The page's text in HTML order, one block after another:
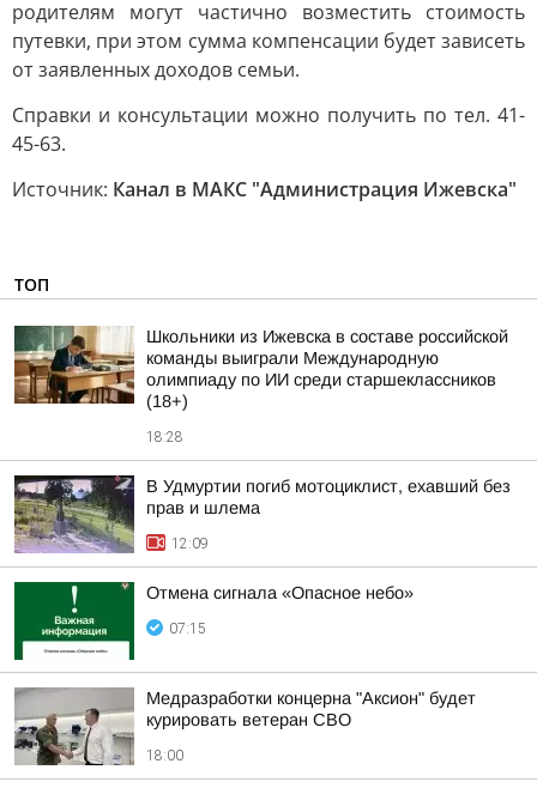
родителям могут частично возместить стоимость
путевки, при этом сумма компенсации будет зависеть
от заявленных доходов семьи.
Справки и консультации можно получить по тел. 41-
45-63.
Источник: Канал в МАКС "Администрация Ижевска"
ТОП
Школьники из Ижевска в составе российской
команды выиграли Международную
олимпиаду по ИИ среди старшеклассников
(18+)
18:28
В Удмуртии погиб мотоциклист, ехавший без
прав и шлема
12:09
Отмена сигнала «Опасное небо»
07:15
Медразработки концерна "Аксион" будет
курировать ветеран СВО
18:00